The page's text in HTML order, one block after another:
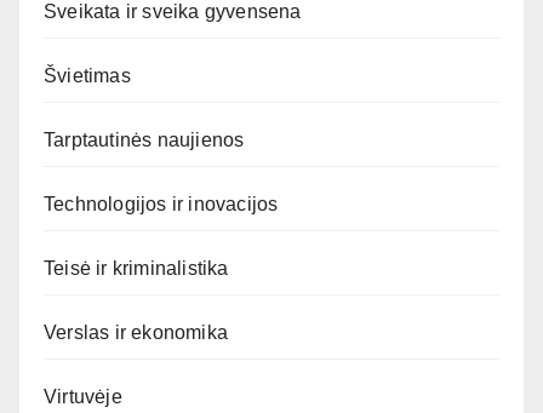
Sveikata ir sveika gyvensena
Švietimas
Tarptautinės naujienos
Technologijos ir inovacijos
Teisė ir kriminalistika
Verslas ir ekonomika
Virtuvėje